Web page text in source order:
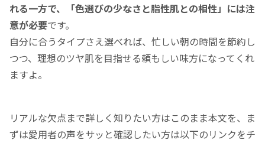
れる一方で、「色選びの少なさと脂性肌との相性」には注
意が必要です。
自分に合うタイプさえ選べれば、忙しい朝の時間を節約し
つつ、理想のツヤ肌を目指せる頼もしい味方になってくれ
ますよ。
リアルな欠点まで詳しく知りたい方はこのまま本文を、ま
ずは愛用者の声をサッと確認したい方は以下のリンクをチ